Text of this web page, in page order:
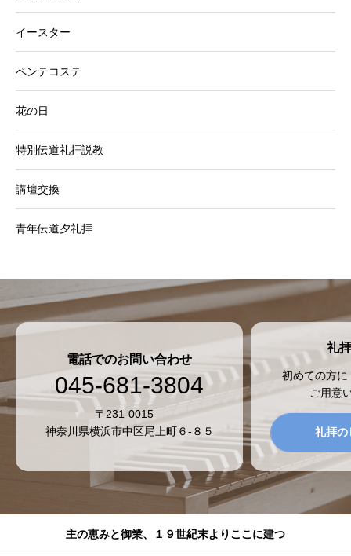
イースター
ペンテコステ
花の日
特別伝道礼拝説教
講壇交換
青年伝道夕礼拝
電話でのお問い合わせ
045-681-3804
〒231-0015
神奈川県横浜市中区尾上町６-８５
礼
初めての方
ご用意
礼拝の
主の恵みと御業、１９世紀末よりここに建つ